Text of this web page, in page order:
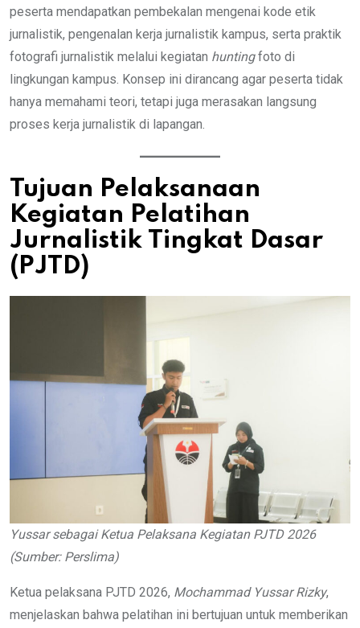
peserta mendapatkan pembekalan mengenai kode etik
jurnalistik, pengenalan kerja jurnalistik kampus, serta praktik
fotografi jurnalistik melalui kegiatan huntingfoto di
lingkungan kampus. Konsep ini dirancang agar peserta tidak
hanya memahami teori, tetapi juga merasakan langsung
proses kerja jurnalistik di lapangan.
Tujuan Pelaksanaan
Kegiatan Pelatihan
Jurnalistik Tingkat Dasar
(PJTD)
Yussar sebagai Ketua Pelaksana Kegiatan PJTD 2026
(Sumber: Perslima)
Ketua pelaksana PJTD 2026, Mochammad Yussar Rizky,
menjelaskan bahwa pelatihan ini bertujuan untuk memberikan